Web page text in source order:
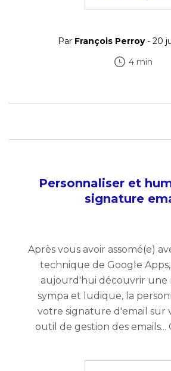
Par François Perroy- 20
4 min
Personnaliser et
signature
Après vous avoir assomé(e)
technique de Google
aujourd'hui découvrir une
sympa et ludique, la
votre signature d'email sur
outil de gestion des emails...